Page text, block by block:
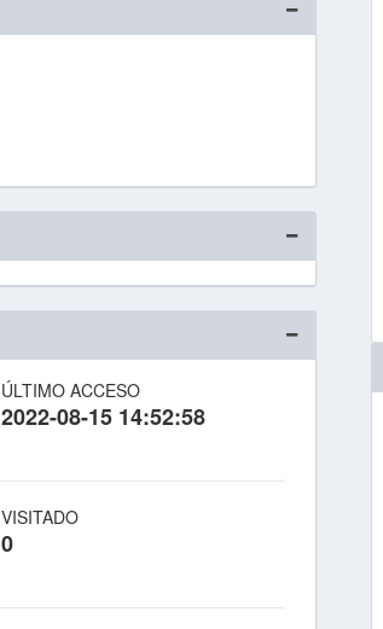
ÚLTIMO ACCESO
2022-08-15 14:52:58
VISITADO
0